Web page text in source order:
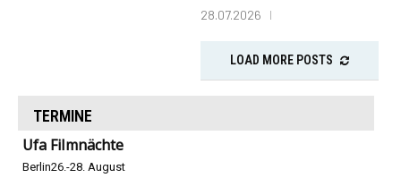
28.07.2026
LOAD MORE POSTS
TERMINE
Ufa Filmnächte
Berlin26.-28. August